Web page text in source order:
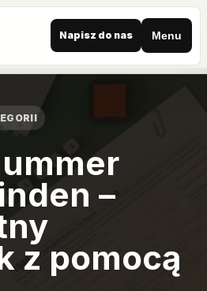
Napisz do nas Menu
–
z pomocą